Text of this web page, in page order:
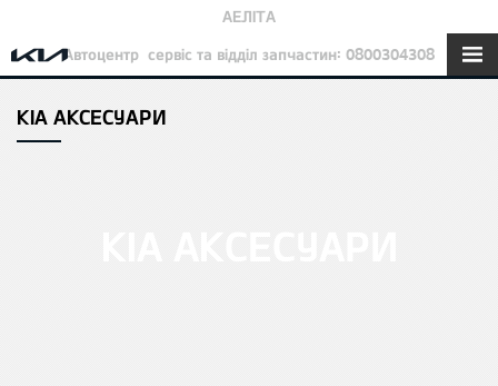
АЕЛІТА
Автоцентр сервіс та відділ запчастин: 0800304308
KIA АКСЕСУАРИ